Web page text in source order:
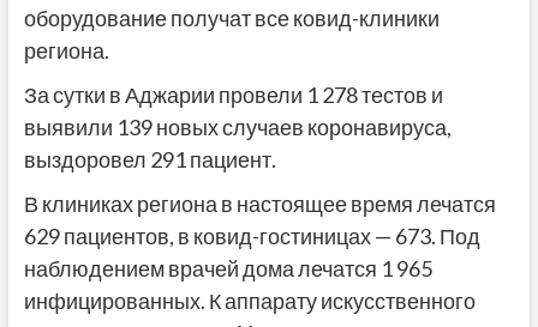
оборудование получат все ковид-клиники
региона.
За сутки в Аджарии провели 1 278 тестов и
выявили 139 новых случаев коронавируса,
выздоровел 291 пациент.
В клиниках региона в настоящее время лечатся
629 пациентов, в ковид-гостиницах — 673. Под
наблюдением врачей дома лечатся 1 965
инфицированных. К аппарату искусственного